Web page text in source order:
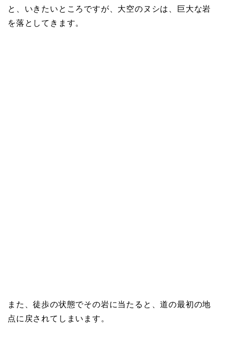
と、いきたいところですが、大空のヌシは、巨大な岩
を落としてきます。
また、徒歩の状態でその岩に当たると、道の最初の地
点に戻されてしまいます。